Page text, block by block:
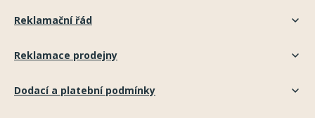
Reklamační řád
Reklamace prodejny
Dodací a platební podmínky